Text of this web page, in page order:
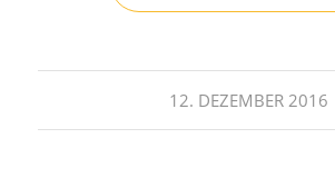
12. DEZEMBER 2016